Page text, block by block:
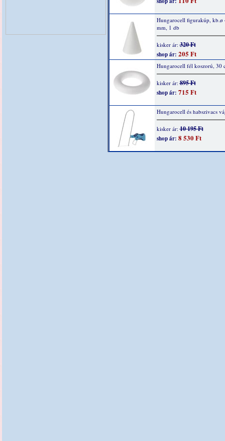
Hungarocell figurakúp, kb.ø
mm, 1 db
kisker ár:320 Ft
shop ár: 205 Ft
Hungarocell fél koszorú, 30
kisker ár:895 Ft
shop ár: 715 Ft
Hungarocell és habszivacs
kisker ár:10 195 Ft
shop ár: 8 530 Ft